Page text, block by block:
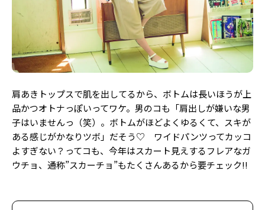
ST member
新規会員登録・ログイン
肩あきトップスで肌を出してるから、ボトムは長いほうが上
品かつオトナっぽいってワケ。男のコも「肩出しが嫌いな男
子はいませんっ（笑）。ボトムがほどよくゆるくて、スキが
ある感じがかなりツボ」だそう♡ ワイドパンツってカッコ
よすぎない？ってコも、今年はスカート見えするフレアなガ
ウチョ、通称”スカーチョ”もたくさんあるから要チェック!!